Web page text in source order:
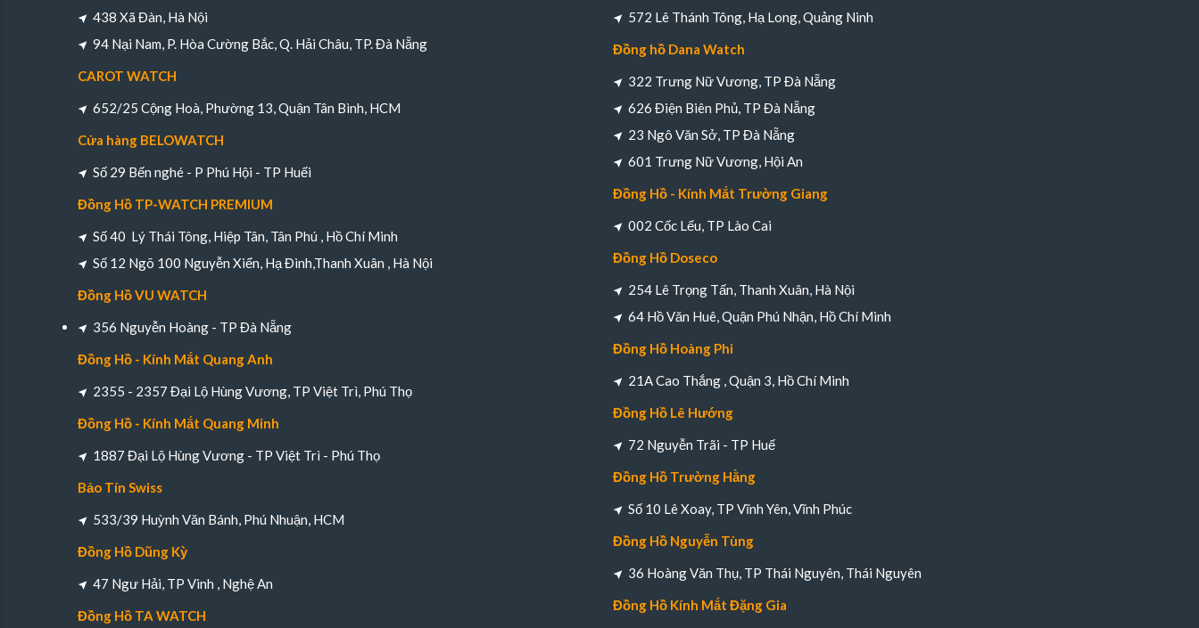
438 Xã Đàn, Hà Nội
94 Nại Nam, P. Hòa Cường Bắc, Q. Hải Châu, TP. Đà Nẵng
CAROT WATCH
652/25 Cộng Hoà, Phường 13, Quận Tân Bình, HCM
Cửa hàng BELOWATCH
Số 29 Bến nghé - P Phú Hội - TP Huếi
Đồng Hồ TP-WATCH PREMIUM
Số 40 Lý Thái Tông, Hiệp Tân, Tân Phú , Hồ Chí Minh
Số 12 Ngõ 100 Nguyễn Xiển, Hạ Đình,Thanh Xuân , Hà Nội
Đồng Hồ VU WATCH
356 Nguyễn Hoàng - TP Đà Nẵng
Đồng Hồ - Kính Mắt Quang Anh
2355 - 2357 Đại Lộ Hùng Vương, TP Việt Trì, Phú Thọ
Đồng Hồ - Kính Mắt Quang Minh
1887 Đại Lộ Hùng Vương - TP Việt Trì - Phú Thọ
Bảo Tín Swiss
533/39 Huỳnh Văn Bánh, Phú Nhuận, HCM
Đồng Hồ Dũng Kỳ
47 Ngư Hải, TP Vinh , Nghệ An
Đồng Hồ TA WATCH
572 Lê Thánh Tông, Hạ Long, Quảng Ninh
Đồng hồ Dana Watch
322 Trưng Nữ Vương, TP Đà Nẵng
626 Điện Biên Phủ, TP Đà Nẵng
23 Ngô Văn Sở, TP Đà Nẵng
601 Trưng Nữ Vương, Hội An
Đồng Hồ - Kính Mắt Trường Giang
002 Cốc Lếu, TP Lào Cai
Đồng Hồ Doseco
254 Lê Trọng Tấn, Thanh Xuân, Hà Nội
64 Hồ Văn Huê, Quận Phú Nhận, Hồ Chí Minh
Đồng Hồ Hoàng Phi
21A Cao Thắng , Quận 3, Hồ Chí Minh
Đồng Hồ Lê Hướng
72 Nguyễn Trãi - TP Huế
Đồng Hồ Trường Hằng
Số 10 Lê Xoay, TP Vĩnh Yên, Vĩnh Phúc
Đồng Hồ Nguyễn Tùng
36 Hoàng Văn Thụ, TP Thái Nguyên, Thái Nguyên
Đồng Hồ Kính Mắt Đặng Gia